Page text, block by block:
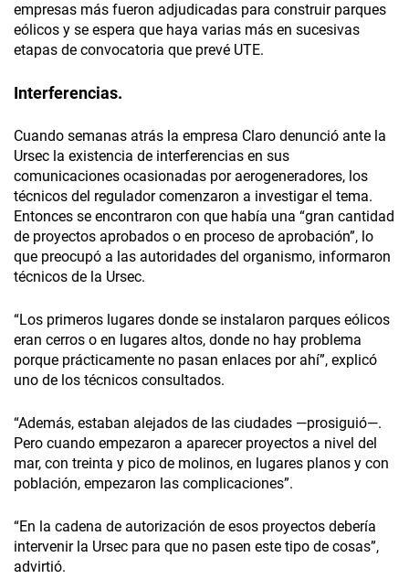
empresas más fueron adjudicadas para construir parques
eólicos y se espera que haya varias más en sucesivas
etapas de convocatoria que prevé UTE.
Interferencias.
Cuando semanas atrás la empresa Claro denunció ante la
Ursec la existencia de interferencias en sus
comunicaciones ocasionadas por aerogeneradores, los
técnicos del regulador comenzaron a investigar el tema.
Entonces se encontraron con que había una “gran cantidad
de proyectos aprobados o en proceso de aprobación”, lo
que preocupó a las autoridades del organismo, informaron
técnicos de la Ursec.
“Los primeros lugares donde se instalaron parques eólicos
eran cerros o en lugares altos, donde no hay problema
porque prácticamente no pasan enlaces por ahí”, explicó
uno de los técnicos consultados.
“Además, estaban alejados de las ciudades —prosiguió—.
Pero cuando empezaron a aparecer proyectos a nivel del
mar, con treinta y pico de molinos, en lugares planos y con
población, empezaron las complicaciones”.
“En la cadena de autorización de esos proyectos debería
intervenir la Ursec para que no pasen este tipo de cosas”,
advirtió.